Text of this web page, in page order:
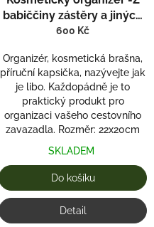
babiččiny zástěry a jiných
kousíčků.
600 Kč
Organizér, kosmetická brašna,
příruční kapsička, nazývejte jak
je libo. Každopádně je to
praktický produkt pro
organizaci vašeho cestovního
zavazadla. Rozměr: 22x20cm
SKLADEM
Do košíku
Detail